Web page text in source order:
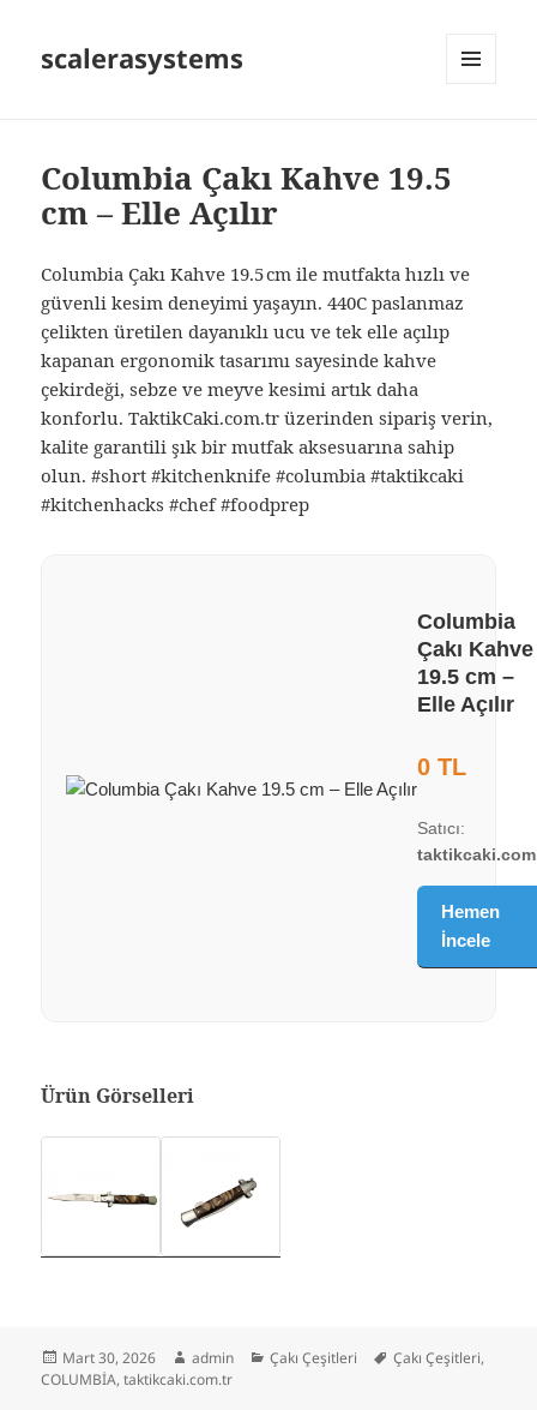
scalerasystems
Columbia Çakı Kahve 19.5
cm – Elle Açılır
Columbia Çakı Kahve 19.5 cm ile mutfakta hızlı ve
güvenli kesim deneyimi yaşayın. 440C paslanmaz
çelikten üretilen dayanıklı ucu ve tek elle açılıp
kapanan ergonomik tasarımı sayesinde kahve
çekirdeği, sebze ve meyve kesimi artık daha
konforlu. TaktikCaki.com.tr üzerinden sipariş verin,
kalite garantili şık bir mutfak aksesuarına sahip
olun. #short #kitchenknife #columbia #taktikcaki
#kitchenhacks #chef #foodprep
Columbia
Çakı Kahve
19.5 cm –
Elle Açılır
0 TL
Satıcı:
Hemen
İncele
Ürün Görselleri
Yayın
tarihi
Mart 30, 2026 Yazar
admin Kategoriler
Çakı Çeşitleri Etiketler
Çakı Çeşitleri,
COLUMBİA,taktikcaki.com.tr